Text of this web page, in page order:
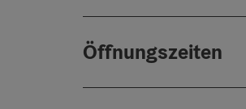
Öffnungszeiten